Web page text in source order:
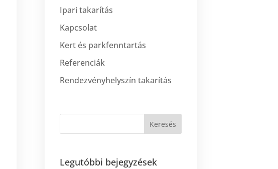
Ipari takarítás
Kapcsolat
Kert és parkfenntartás
Referenciák
Rendezvényhelyszín takarítás
Legutóbbi bejegyzések